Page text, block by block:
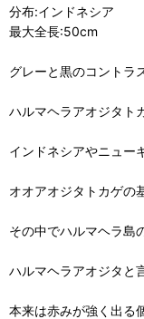
分布:インドネシア
最大全長:50cm
グレーと黒のコントラ
ハルマヘラアオジタト
インドネシアやニュー
オオアオジタトカゲの
その中でハルマヘラ島
ハルマヘラアオジタと
本来は赤みが強く出る